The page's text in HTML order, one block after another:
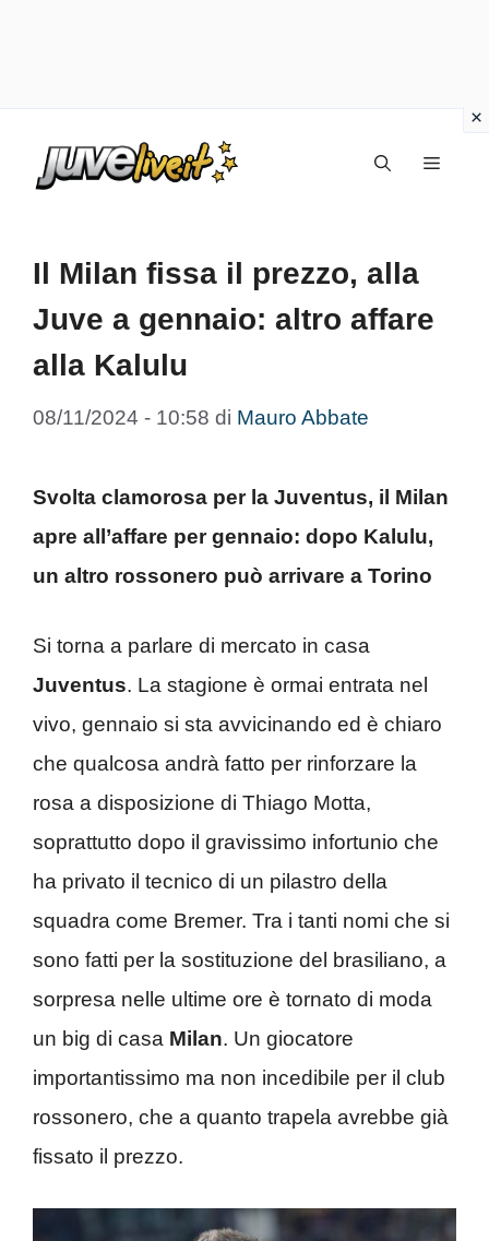
Menu
Il Milan fissa il prezzo, alla
Juve a gennaio: altro affare
alla Kalulu
08/11/2024 - 10:58 di Mauro Abbate
Svolta clamorosa per la Juventus, il Milan
apre all’affare per gennaio: dopo Kalulu,
un altro rossonero può arrivare a Torino
Si torna a parlare di mercato in casa
Juventus. La stagione è ormai entrata nel
vivo, gennaio si sta avvicinando ed è chiaro
che qualcosa andrà fatto per rinforzare la
rosa a disposizione di Thiago Motta,
soprattutto dopo il gravissimo infortunio che
ha privato il tecnico di un pilastro della
squadra come Bremer. Tra i tanti nomi che si
sono fatti per la sostituzione del brasiliano, a
sorpresa nelle ultime ore è tornato di moda
un big di casa Milan. Un giocatore
importantissimo ma non incedibile per il club
rossonero, che a quanto trapela avrebbe già
fissato il prezzo.